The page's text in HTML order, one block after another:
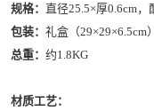
规格： 直径25.5×厚0.6cm，
包装： 礼盒（29×29×6.5cm
总重： 约1.8KG
材质工艺：